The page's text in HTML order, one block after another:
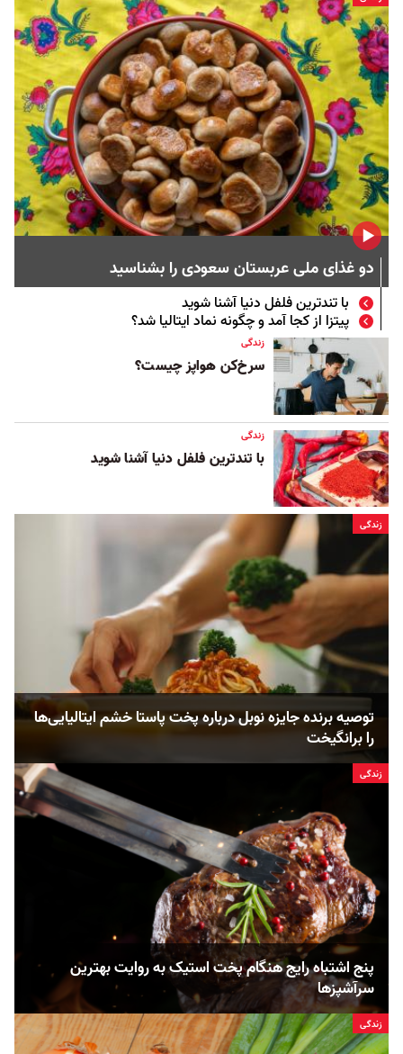
دو غذای ملی عربستان سعودی را بشناسید
با تندترین فلفل دنیا آشنا شوید
پیتزا از کجا آمد و چگونه نماد ایتالیا شد؟
زندگی
سرخ‌کن‌ هواپز چیست؟
زندگی
با تندترین فلفل دنیا آشنا شوید
زندگی
توصیه برنده جایزه نوبل درباره پخت پاستا خشم ایتالیایی‌ها
را برانگیخت
زندگی
پنج اشتباه رایج هنگام پخت استیک به روایت بهترین
سرآشپزها
زندگی